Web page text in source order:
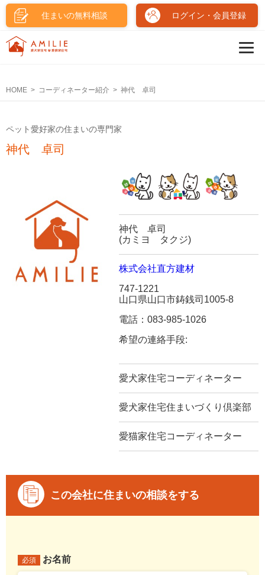
住まいの無料相談 ログイン・会員登録
HOME コーディネーター紹介 神代 卓司
ペット愛好家の住まいの専門家
神代 卓司
神代 卓司
(カミヨ タクジ)
株式会社直方建材
747-1221
山口県山口市鋳銭司1005-8
電話：083-985-1026
希望の連絡手段:
愛犬家住宅コーディネーター
愛犬家住宅住まいづくり倶楽部
愛猫家住宅コーディネーター
この会社に住まいの相談をする
必須 お名前